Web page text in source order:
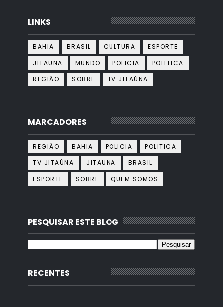
LINKS
BAHIA BRASIL CULTURA
ESPORTE
JITAUNA
MUNDO POLICIA
POLITICA
REGIÃO
SOBRE TV JITAÚNA
MARCADORES
REGIÃO BAHIA POLICIA
POLITICA
TV JITAÚNA
JITAUNA
BRASIL
ESPORTE
SOBRE QUEM SOMOS
PESQUISAR ESTE BLOG
RECENTES